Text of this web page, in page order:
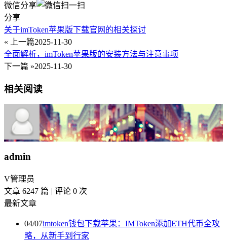
微信分享
分享
关于imToken苹果版下载官网的相关探讨
« 上一篇2025-11-30
全面解析，imToken苹果版的安装方法与注意事项
下一篇 »2025-11-30
相关阅读
admin
V管理员
文章 6247 篇 | 评论 0 次
最新文章
04/07imtoken钱包下载苹果：IMToken添加ETH代币全攻
略，从新手到行家